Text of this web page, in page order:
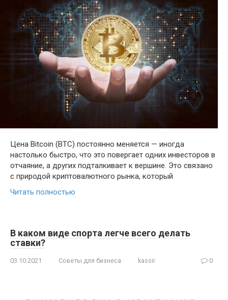
Цена Bitcoin (BTC) постоянно меняется — иногда
настолько быстро, что это повергает одних инвесторов в
отчаяние, а других подталкивает к вершине. Это связано
с природой криптовалютного рынка, который
Читать полностью
В каком виде спорта легче всего делать
ставки?
03.10.2021 Советы для бизнеса kassir 0